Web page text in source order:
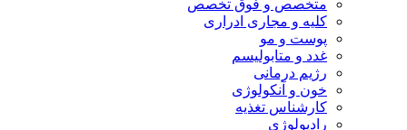
متخصص و فوق تخصص
کلیه و مجاری ادراری
پوست و مو
غدد و متابولیسم
رژیم درمانی
خون و آنکولوژی
کارشناس تغذیه
رادیولوژی